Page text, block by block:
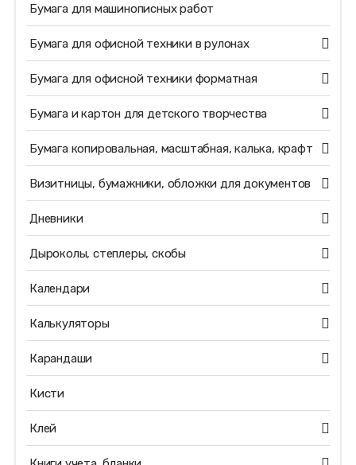
Бумага для машинописных работ
Бумага для офисной техники в рулонах
Бумага для офисной техники форматная
Бумага и картон для детского творчества
Бумага копировальная, масштабная, калька, крафт
Визитницы, бумажники, обложки для документов
Дневники
Дыроколы, степлеры, скобы
Календари
Калькуляторы
Карандаши
Кисти
Клей